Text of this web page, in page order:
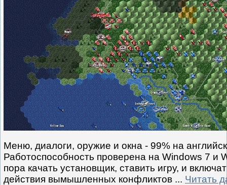
Меню, диалоги, оружие и окна - 99% на
Работоспособность проверена на Windows 7 и
пора качать установщик, ставить игру, и
действия вымышленных конфликтов ... Читать